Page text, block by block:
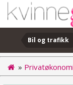
Bil og trafikk
»